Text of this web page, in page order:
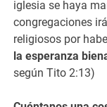
iglesia se haya
congregaciones
religiosos por
la esperanza
según Tito 2:13)